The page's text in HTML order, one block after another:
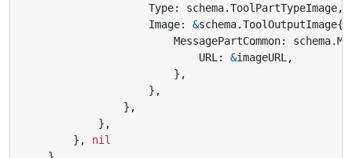
Type: schema.ToolPartTypeImage,
Image: &schema.ToolOutputImage{
MessagePartCommon: schema.
URL: &imageURL,
},
},
},
},
},
nil